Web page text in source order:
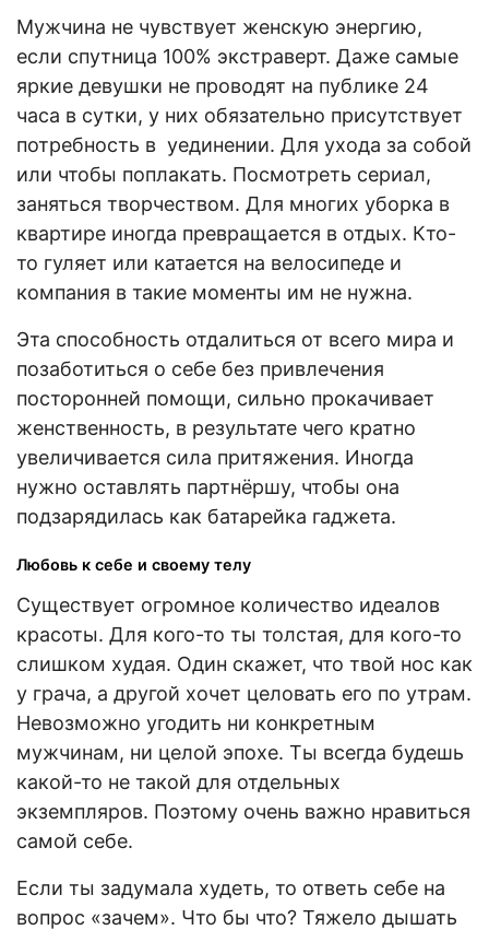
Мужчина не чувствует женскую энергию,
если спутница 100% экстраверт. Даже самые
яркие девушки не проводят на публике 24
часа в сутки, у них обязательно присутствует
потребность в уединении. Для ухода за собой
или чтобы поплакать. Посмотреть сериал,
заняться творчеством. Для многих уборка в
квартире иногда превращается в отдых. Кто-
то гуляет или катается на велосипеде и
компания в такие моменты им не нужна.
Эта способность отдалиться от всего мира и
позаботиться о себе без привлечения
посторонней помощи, сильно прокачивает
женственность, в результате чего кратно
увеличивается сила притяжения. Иногда
нужно оставлять партнёршу, чтобы она
подзарядилась как батарейка гаджета.
Любовь к себе и своему телу
Существует огромное количество идеалов
красоты. Для кого-то ты толстая, для кого-то
слишком худая. Один скажет, что твой нос как
у грача, а другой хочет целовать его по утрам.
Невозможно угодить ни конкретным
мужчинам, ни целой эпохе. Ты всегда будешь
какой-то не такой для отдельных
экземпляров. Поэтому очень важно нравиться
самой себе.
Если ты задумала худеть, то ответь себе на
вопрос «зачем». Что бы что? Тяжело дышать